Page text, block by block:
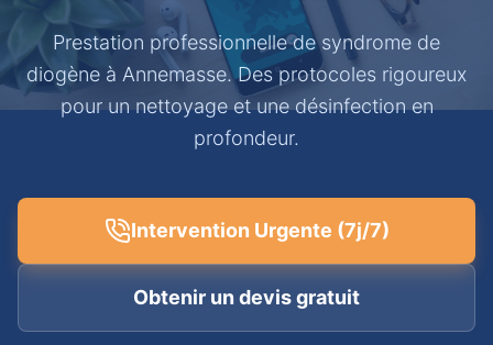
Prestation professionnelle de syndrome de
diogène à Annemasse. Des protocoles rigoureux
pour un nettoyage et une désinfection en
profondeur.
Intervention Urgente (7j/7)
Obtenir un devis gratuit